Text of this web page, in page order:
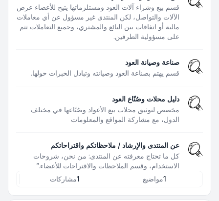
قسم بيع وشراء آلات العود ومستلزماتها يتيح للأعضاء عرض
الآلات والتواصل، لكن المنتدى غير مسؤول عن أي معاملات
مالية أو اتفاقات بين البائع والمشتري، وجميع التعاملات تتم
على مسؤولية الطرفين.
صناعة وصيانة العود
قسم يهتم بصناعة العود وصيانته وتبادل الخبرات حولها.
دليل محلات وصُنّاع العود
مخصص لتوثيق محلات بيع الأعواد وصُنّاعها في مختلف
الدول، مع مشاركة المواقع والمعلومات
عن المنتدى والإرشاد / ملاحظاتكم واقتراحاتكم
كل ما تحتاج معرفته عن المنتدى: من نحن، شروحات
الاستخدام، وقسم الملاحظات والاقتراحات للأعضاء.”
1مواضيع 1مشاركات